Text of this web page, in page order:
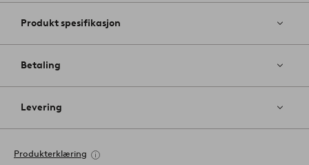
Produkt spesifikasjon
Betaling
Levering
Produkterklæring